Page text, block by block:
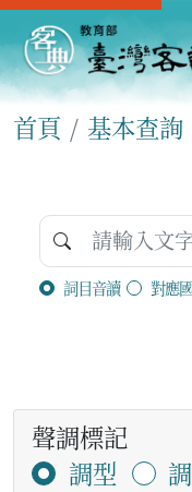
首頁 基本查詢
詞目音讀 對應
聲調標記
調型